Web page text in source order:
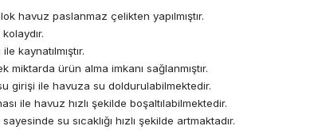
havuz paslanmaz çelikten yapılmıştır.
kaynatılmıştır.
ürün alma imkanı sağlanmıştır.
girişi ile havuza su doldurulabilmektedir.
ile havuz hızlı şekilde boşaltılabilmektedir.
su sıcaklığı hızlı şekilde artmaktadır.